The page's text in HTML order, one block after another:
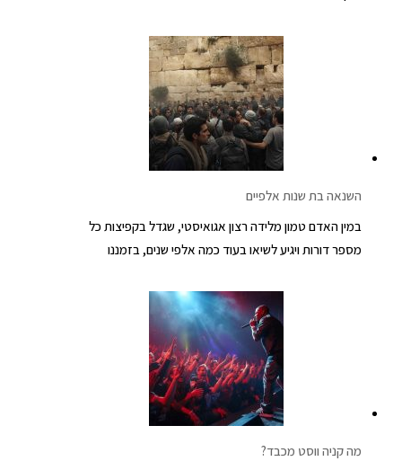
השנאה בת שנות אלפיים
במין האדם טמון מלידה רצון אגואיסטי, שגדל בקפיצות כל
מספר דורות ויגיע לשיאו בעוד כמה אלפי שנים, בזמננו
מה קניה ווסט מכבד?